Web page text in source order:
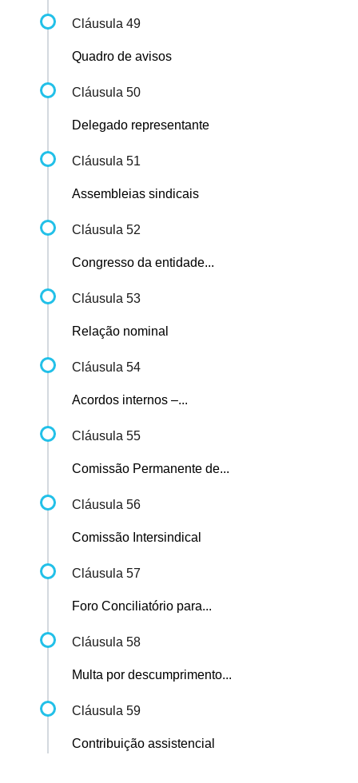
Cláusula 49
Quadro de avisos
Cláusula 50
Delegado representante
Cláusula 51
Assembleias sindicais
Cláusula 52
Congresso da entidade...
Cláusula 53
Relação nominal
Cláusula 54
Acordos internos –...
Cláusula 55
Comissão Permanente de...
Cláusula 56
Comissão Intersindical
Cláusula 57
Foro Conciliatório para...
Cláusula 58
Multa por descumprimento...
Cláusula 59
Contribuição assistencial